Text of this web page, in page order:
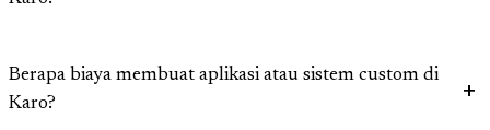
Berapa biaya membuat aplikasi atau sistem custom di
Karo?